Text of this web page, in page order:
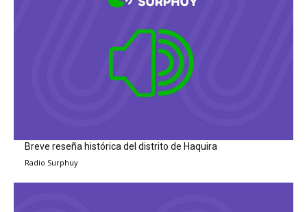
Breve reseña histórica del distrito de Haquira
Radio Surphuy